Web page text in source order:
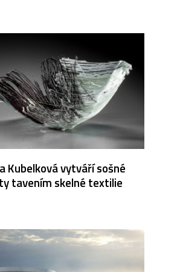
Kubelková vytváří sošné
tavením skelné textilie